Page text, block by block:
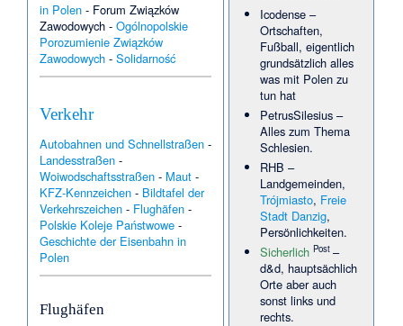
in Polen - Forum Związków
Zawodowych -Ogólnopolskie
Porozumienie Związków
Zawodowych -Solidarność
Verkehr
Autobahnen und Schnellstraßen -
Landesstraßen -
Woiwodschaftsstraßen - Maut -
KFZ-Kennzeichen - Bildtafel der
Verkehrszeichen - Flughäfen -
Polskie Koleje Państwowe -
Geschichte der Eisenbahn in
Polen
Flughäfen
Heinrich Wilhelm von Zedlitz
und Leipe·Irena Laskowska
Marta Skrzypińska·Schloss
Groß Neukirch·Stróżewo
(Pyrzyce)·Winter-
Universiade 1993·Winter-
Universiade 2001
Rzepnowo·Stabunity ·
Annetje Fels-Kupferschmidt
Kłusity Wielkie•
Moskorzew·Babiak
(Lidzbark Warmiński)
Brzesko (Pyrzyce)·Carl
Siegmund von Zedlitz und
Leipe·Christian Friedrich
Paritius·Drwęca (Lidzbark
Warmiński)·Ernst Bauer
(Mediziner)·Isaac Celnikier
Marcin Romanowski
weitere Zugänge
Icodense–
Ortschaften,
Fußball, eigentlich
grundsätzlich alles
was mit Polen zu
tun hat
PetrusSilesius–
Alles zum Thema
Schlesien.
RHB –
Landgemeinden,
Trójmiasto, Freie
Stadt Danzig,
Persönlichkeiten.
Sicherlich Post –
d&d, hauptsächlich
Orte aber auch
sonst links und
rechts.